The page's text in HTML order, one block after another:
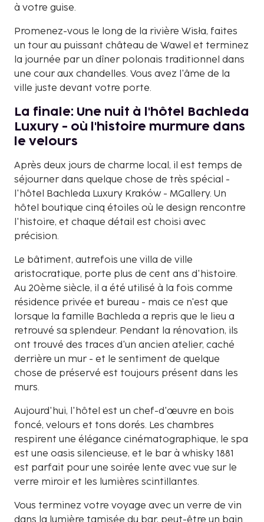
à votre guise.
Promenez-vous le long de la rivière Wisła, faites
un tour au puissant château de Wawel et terminez
la journée par un dîner polonais traditionnel dans
une cour aux chandelles. Vous avez l'âme de la
ville juste devant votre porte.
La finale: Une nuit à l'hôtel Bachleda
Luxury - où l'histoire murmure dans
le velours
Après deux jours de charme local, il est temps de
séjourner dans quelque chose de très spécial -
l'hôtel Bachleda Luxury Kraków - MGallery. Un
hôtel boutique cinq étoiles où le design rencontre
l'histoire, et chaque détail est choisi avec
précision.
Le bâtiment, autrefois une villa de ville
aristocratique, porte plus de cent ans d'histoire.
Au 20ème siècle, il a été utilisé à la fois comme
résidence privée et bureau - mais ce n'est que
lorsque la famille Bachleda a repris que le lieu a
retrouvé sa splendeur. Pendant la rénovation, ils
ont trouvé des traces d'un ancien atelier, caché
derrière un mur - et le sentiment de quelque
chose de préservé est toujours présent dans les
murs.
Aujourd'hui, l'hôtel est un chef-d'œuvre en bois
foncé, velours et tons dorés. Les chambres
respirent une élégance cinématographique, le spa
est une oasis silencieuse, et le bar à whisky 1881
est parfait pour une soirée lente avec vue sur le
verre miroir et les lumières scintillantes.
Vous terminez votre voyage avec un verre de vin